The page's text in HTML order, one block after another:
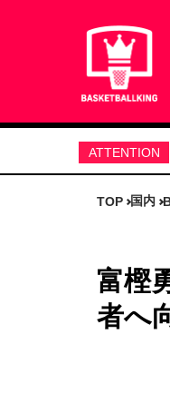
ATTENTION
TOP 国内
富樫
者へ